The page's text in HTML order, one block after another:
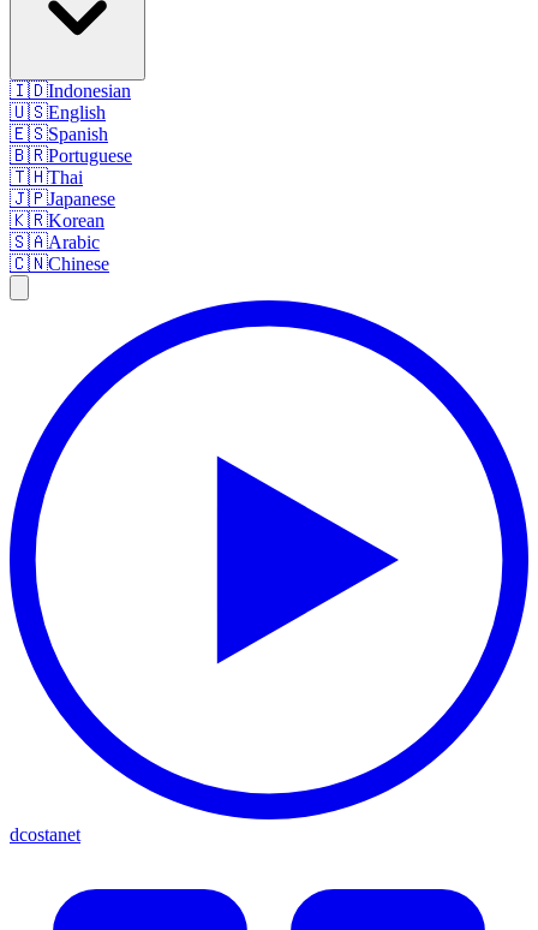
🇮🇩Indonesian
🇺🇸English
🇪🇸Spanish
🇧🇷Portuguese
🇹🇭Thai
🇯🇵Japanese
🇰🇷Korean
🇸🇦Arabic
🇨🇳Chinese
dcostanet